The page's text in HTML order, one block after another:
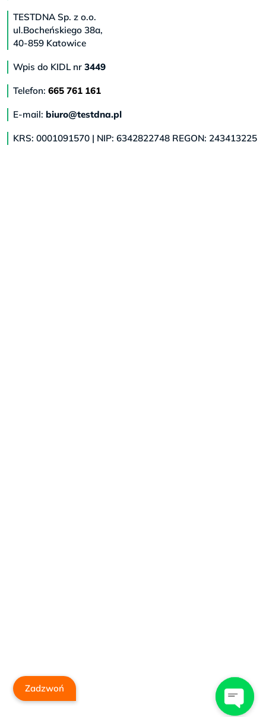
TESTDNA Sp. z o.o.
ul.Bocheńskiego 38a,
40-859 Katowice
Wpis do KIDL nr 3449
Telefon: 665 761 161
E-mail: biuro@testdna.pl
KRS: 0001091570 | NIP: 6342822748 REGON: 243413225
Zadzwoń